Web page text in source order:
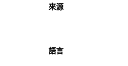
來源
語言